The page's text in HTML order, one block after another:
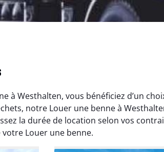
à Westhalten, vous bénéficiez d’un
notre Louer une benne à
la durée de location selon vos
Louer une benne.